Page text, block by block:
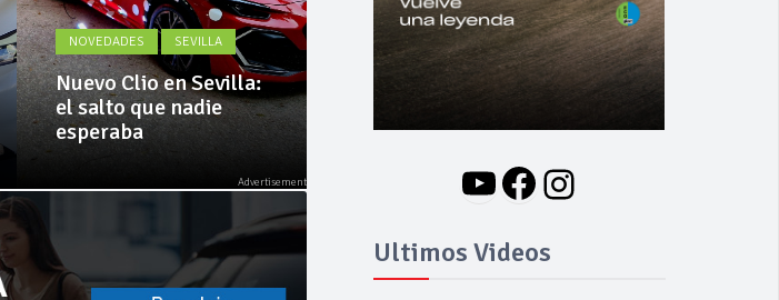
NOVEDADES SEVILLA
Nuevo Clio en Sevilla:
el salto que nadie
esperaba
NOVEDADES
Nuevo BMW i3: Y
finalmente el Serie 3
se hizo eléctrico
YouTube
Facebook
Instagram
Ultimos Videos